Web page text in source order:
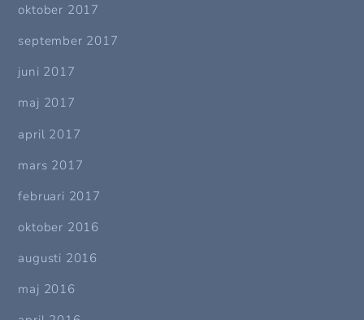
oktober 2017
september 2017
juni 2017
maj 2017
april 2017
mars 2017
februari 2017
oktober 2016
augusti 2016
maj 2016